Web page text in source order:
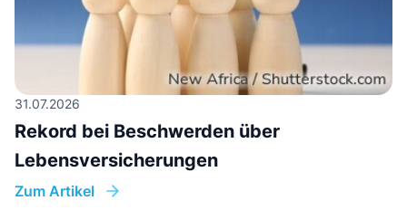
31.07.2026
Rekord bei Beschwerden über
Lebensversicherungen
Zum Artikel